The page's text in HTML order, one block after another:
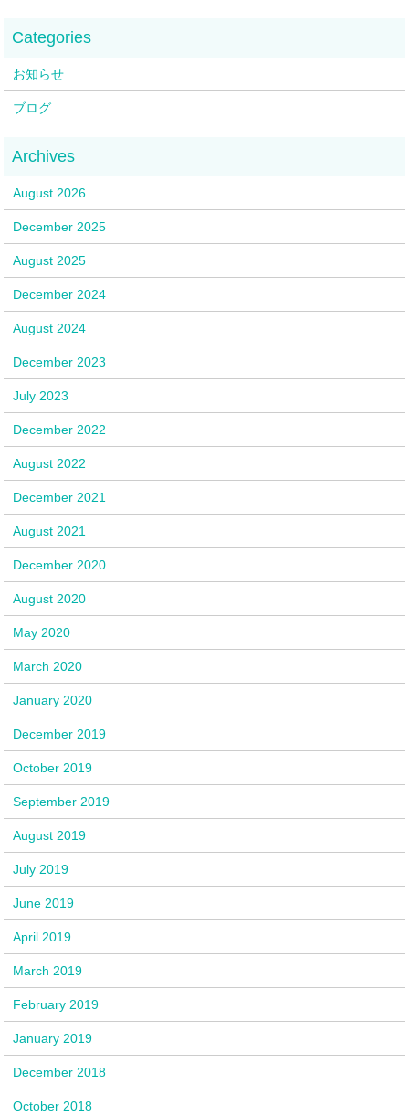
お知らせ
ブログ
August 2026
December 2025
August 2025
December 2024
August 2024
December 2023
July 2023
December 2022
August 2022
December 2021
August 2021
December 2020
August 2020
May 2020
March 2020
January 2020
December 2019
October 2019
September 2019
August 2019
July 2019
June 2019
April 2019
March 2019
February 2019
January 2019
December 2018
October 2018